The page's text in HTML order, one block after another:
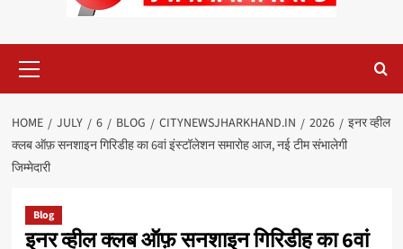
Menu
HOME JULY 6 BLOG CITYNEWSJHARKHAND.IN 2026
इनर व्हील
क्लब ऑफ़ सनशाइन गिरिडीह का 6वां इंस्टॉलेशन समारोह आज, नई टीम संभालेगी
जिम्मेदारी
Blog
इनर व्हील क्लब ऑफ़ सनशाइन गिरिडीह का 6वां